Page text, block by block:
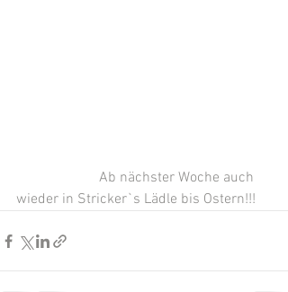
wieder in Stricker`s Lädle bis Ostern!!!